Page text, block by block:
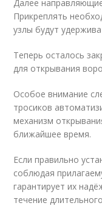
Далее
Прикреплять
узлы будут
Теперь осталось
для открывания
Особое внимание
тросиков
механизм
ближайшее время.
Если правильно
соблюдая
гарантирует их
течение